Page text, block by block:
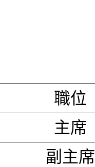
職位
主席
副主席